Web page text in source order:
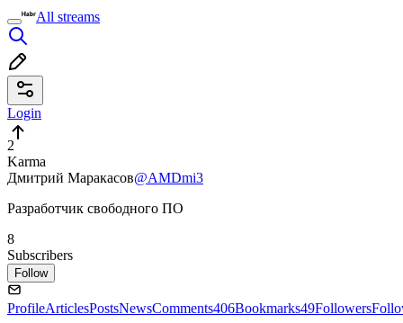
All streams
Login
2
Karma
Дмитрий Маракасов@AMDmi3
Разработчик свободного ПО
8
Subscribers
Follow
ProfileArticlesPostsNewsComments406Bookmarks49Followers